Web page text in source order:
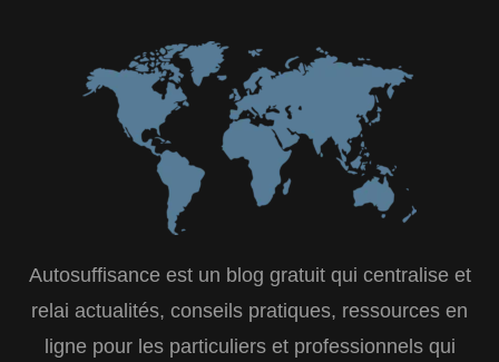
Autosuffisance est un blog gratuit qui centralise et
relai actualités, conseils pratiques, ressources en
ligne pour les particuliers et professionnels qui